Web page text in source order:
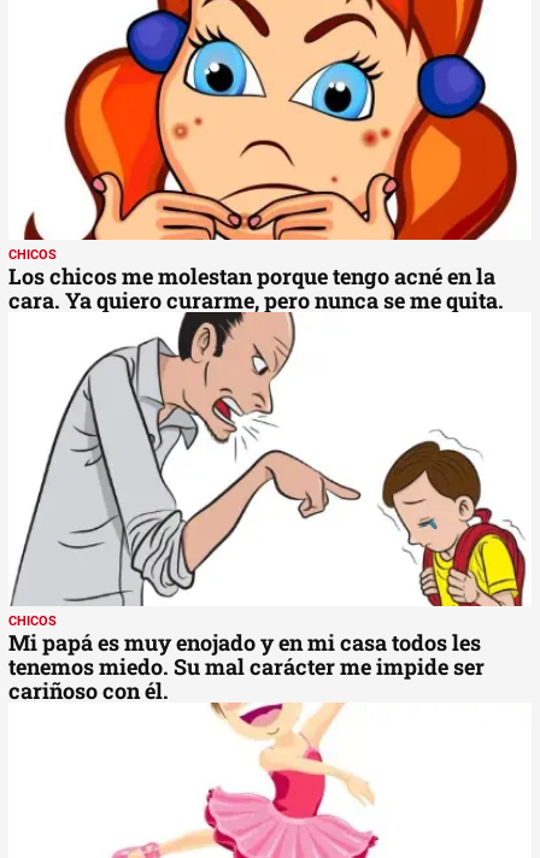
CHICOS
Los chicos me molestan porque tengo acné en la
cara. Ya quiero curarme, pero nunca se me quita.
CHICOS
Mi papá es muy enojado y en mi casa todos les
tenemos miedo. Su mal carácter me impide ser
cariñoso con él.